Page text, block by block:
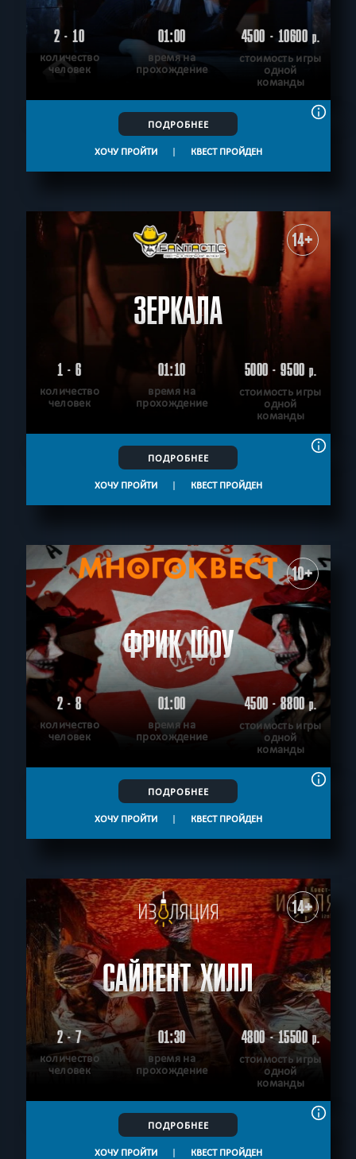
2 - 10
количество
человек
01:00
время на
прохождение
4500 - 10600р.
стоимость игры
одной
команды
ПОДРОБНЕЕ
ХОЧУ ПРОЙТИ | КВЕСТ ПРОЙДЕН
14+
ЗЕРКАЛА
1 - 6
количество
человек
01:10
время на
прохождение
5000 - 9500р.
стоимость игры
одной
команды
ПОДРОБНЕЕ
ХОЧУ ПРОЙТИ | КВЕСТ ПРОЙДЕН
10+
ФРИК ШОУ
2 - 8
количество
человек
01:00
время на
прохождение
4500 - 8800р.
стоимость игры
одной
команды
ПОДРОБНЕЕ
ХОЧУ ПРОЙТИ | КВЕСТ ПРОЙДЕН
14+
САЙЛЕНТ ХИЛЛ
2 - 7
количество
человек
01:30
время на
прохождение
4800 - 15500р.
стоимость игры
одной
команды
ПОДРОБНЕЕ
ХОЧУ ПРОЙТИ | КВЕСТ ПРОЙДЕН